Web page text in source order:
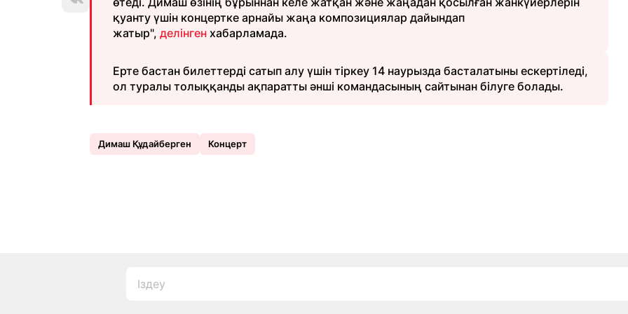
қуанту үшін концертке арнайы жаңа композициялар дайындап
жатыр", делінген хабарламада.
Ерте бастан билеттерді сатып алу үшін тіркеу 14 наурызда басталатыны ескертіледі,
ол туралы толыққанды ақпаратты әнші командасының сайтынан білуге болады.
Димаш Құдайберген Концерт